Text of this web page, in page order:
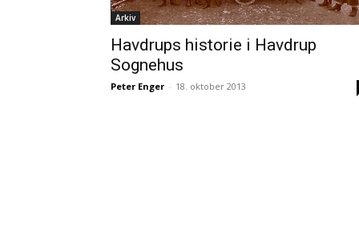
Arkiv
Havdrups historie i Havdrup
Sognehus
Peter Enger - 18. oktober 2013